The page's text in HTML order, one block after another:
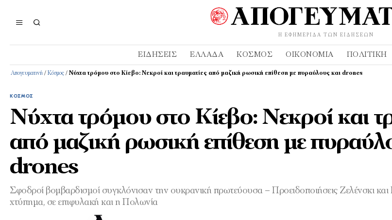
Η ΕΦΗΜΕΡΊΔΑ ΤΩΝ ΕΙΔΉΣΕΩΝ
ΕΙΔΉΣΕΙΣ ΕΛΛΆΔΑ ΚΌΣΜΟΣ ΟΙΚΟΝΟΜΊΑ ΠΟΛΙΤΙΚΉ
Απογευματινή / Κόσμος / Νύχτα τρόμου στο Κίεβο: Νεκροί και τραυματίες από μαζική ρωσική επίθεση με πυραύλους και drones
ΚΌΣΜΟΣ
Νύχτα τρόμου στο Κίεβο: Νεκροί και
από μαζική ρωσική επίθεση με
drones
Σφοδροί βομβαρδισμοί συγκλόνισαν την ουκρανική πρωτεύουσα – Προειδοποιήσεις Ζελένσκι και
χτύπημα, σε επιφυλακή και η Πολωνία